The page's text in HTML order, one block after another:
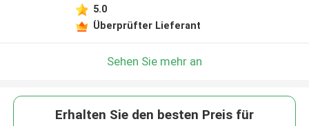
5.0
Überprüfter Lieferant
Sehen Sie mehr an
Erhalten Sie den besten Preis für